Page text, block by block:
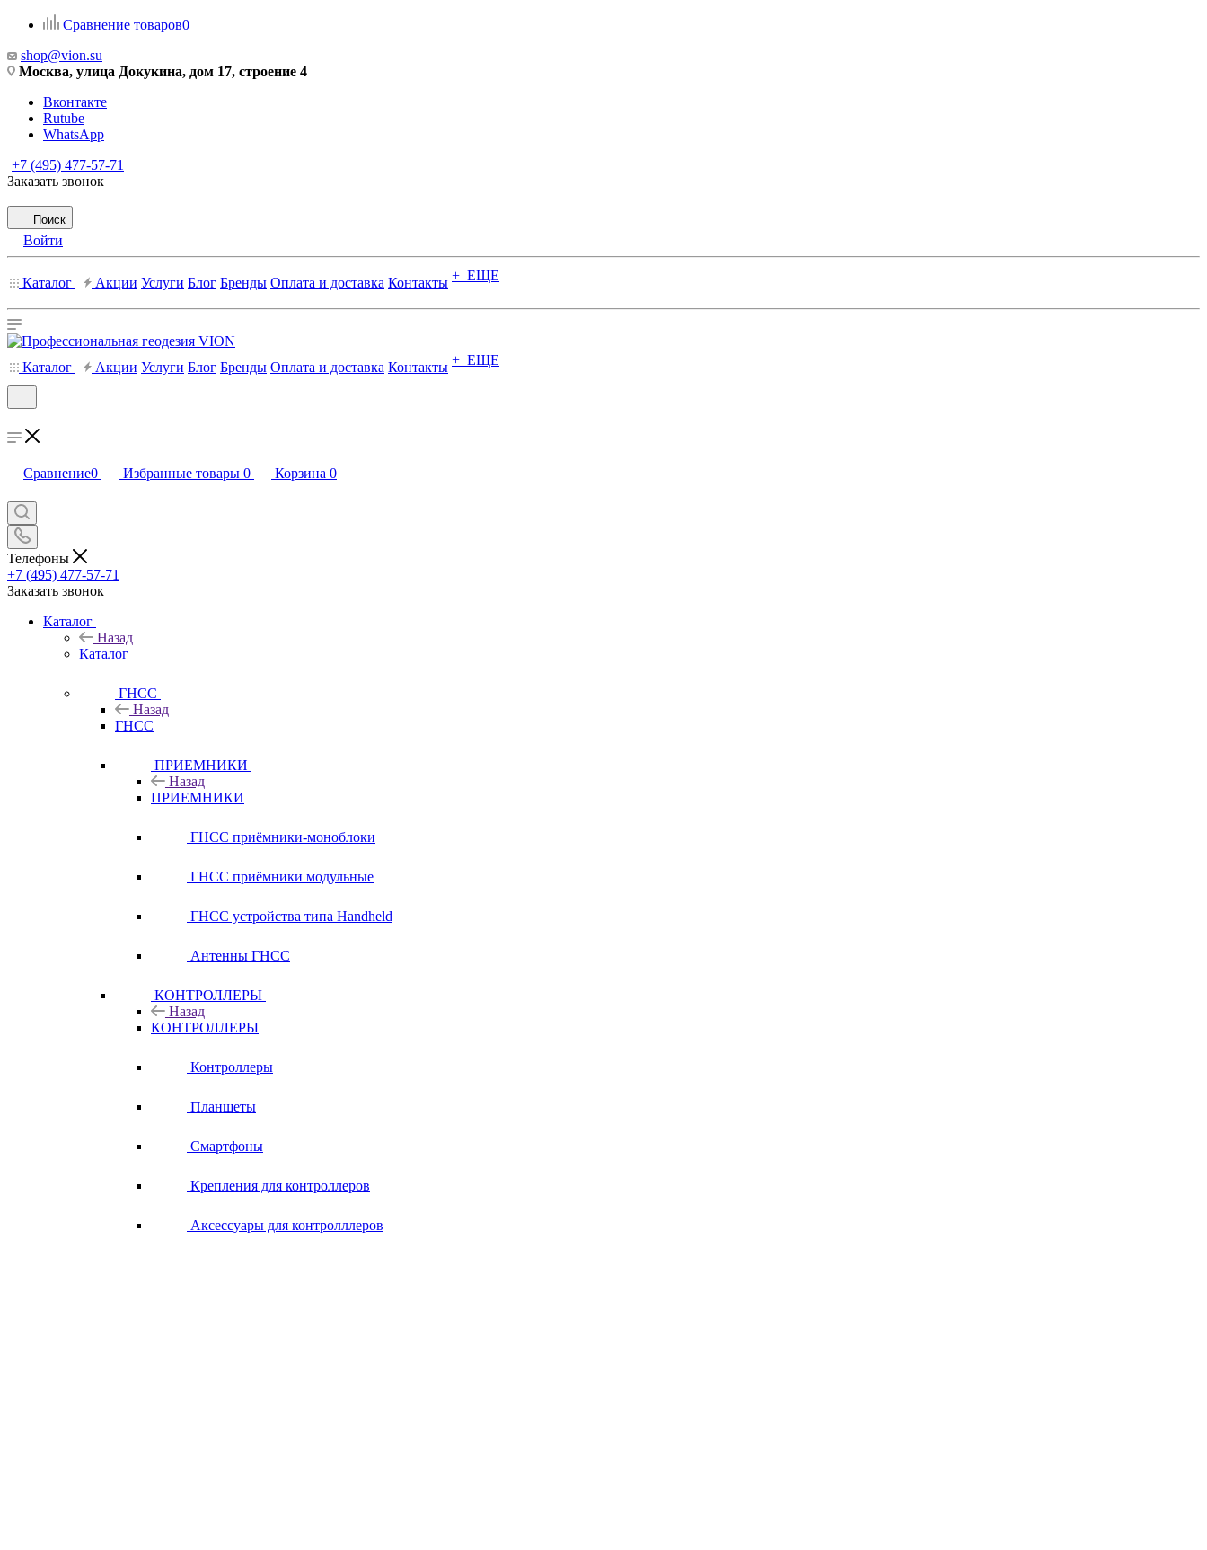
Сравнение товаров0
shop@vion.su
Москва, улица Докукина, дом 17, строение 4
Вконтакте
Rutube
WhatsApp
+7 (495) 477-57-71
Заказать звонок
Поиск
Войти
Каталог Акции Услуги Блог Бренды Оплата и доставка Контакты + ЕЩЕ
Каталог Акции Услуги Блог Бренды Оплата и доставка Контакты + ЕЩЕ
Сравнение0 Избранные товары 0 Корзина 0
Телефоны
+7 (495) 477-57-71
Заказать звонок
Каталог
Назад
Каталог
ГНСС
Назад
ГНСС
ПРИЕМНИКИ
Назад
ПРИЕМНИКИ
ГНСС приёмники-моноблоки
ГНСС приёмники модульные
ГНСС устройства типа Handheld
Антенны ГНСС
КОНТРОЛЛЕРЫ
Назад
КОНТРОЛЛЕРЫ
Контроллеры
Планшеты
Смартфоны
Крепления для контроллеров
Аксессуары для контролллеров